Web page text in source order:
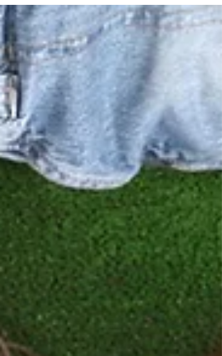
Esta é uma lista com 15 dicas de blogs,
sites e canais do YouTube, que valem
muito a pena conhecer e seguir,
acompanhar com as crianças e,